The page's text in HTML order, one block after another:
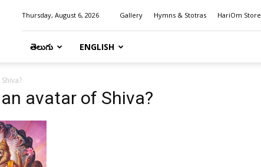
Thursday, August 6, 2026 Gallery Hymns & Stotras HariOm Store
తెలుగు ENGLISH
avatar of Shiva?